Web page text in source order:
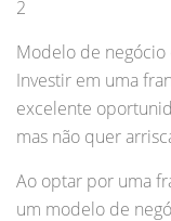
2
Modelo de
Investir em uma
excelente
mas não quer
Ao optar por uma
um modelo de